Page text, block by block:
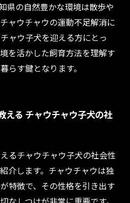
県の自然豊かな環境は散歩や
ャウチャウの運動不足解消に
ャウ子犬を迎える方にとっ
を活かした飼育方法を理解す
らす鍵となります。
える チャウチャウ子犬の社
るチャウチャウ子犬の社会性
介します。チャウチャウは独
特徴で、その性格を引き出す